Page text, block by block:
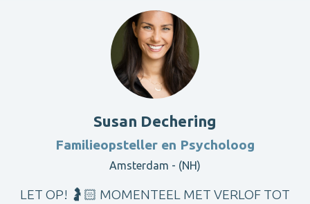
Susan Dechering
Familieopsteller en Psycholoog
Amsterdam - (NH)
LET OP! 🤰🏻 MOMENTEEL MET VERLOF TOT